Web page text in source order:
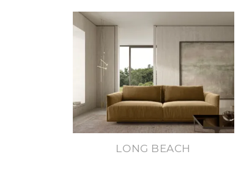
LONG BEACH